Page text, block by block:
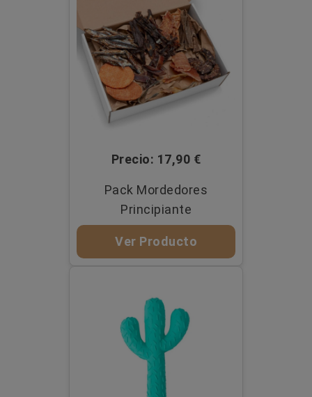
Precio: 17,90 €
Pack Mordedores
Principiante
Ver Producto